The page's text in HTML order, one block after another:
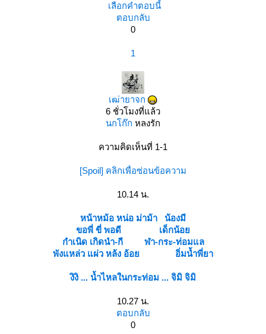
เลือกคำตอบนี้
ตอบกลับ
0
1
เฒ่ายาจก
6 ชั่วโมงที่แล้ว
นกโก๊ก หลงรัก
ความคิดเห็นที่ 1-1
[Spoil] คลิกเพื่อซ่อนข้อความ
10.14 น.
หน้าหม้อ หน่อ ม่าม้า น้องมี
ขอพี่ ขี่ พอดี เด็กน้อ
กำเนิด เกิดนำ-กี ฬา-กระ-ท่อมแล
พังแหล่ว แผ่ว หล้ง อ้อย อิ่มน้ำพี่ยา
งิงิ ... น้ำไหลในกระท่อม ... จิมิ จิมิ
10.27 น.
ตอบกลับ
0